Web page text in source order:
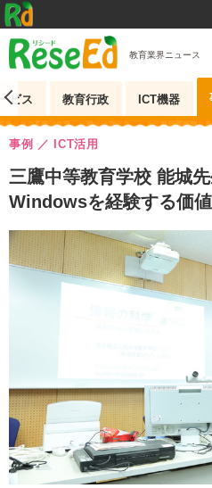
教育業界ニュース
ビス 教育行政 ICT機器
三鷹中等教育学校 能城
Windowsを経験する価
事例 ICT活用